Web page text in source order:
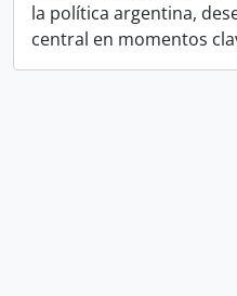
la política argentina,
central en momentos